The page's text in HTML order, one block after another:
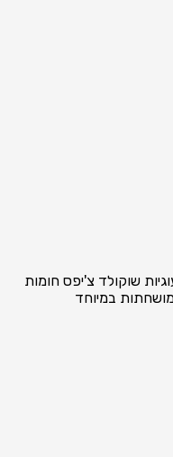
שוקולד צ'יפס חומות
במיוחד